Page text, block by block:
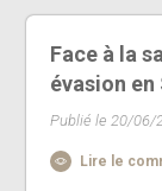
Face à la
évasion en
Publié le 20/06/
Lire le